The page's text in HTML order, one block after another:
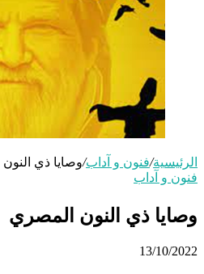
الرئيسية/فنون و آداب/وصايا ذي
فنون و آداب
وصايا ذي النون المصري
13/10/2022